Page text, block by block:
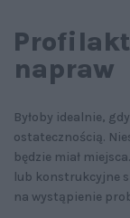
napraw
Byłoby idealnie,
ostatecznością.
będzie miał
lub konstrukcyjne
na wystąpienie